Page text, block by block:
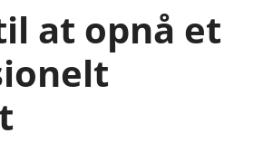
at opnå et